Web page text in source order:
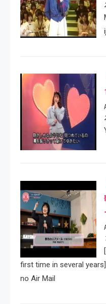
first time in several
no Air Mail